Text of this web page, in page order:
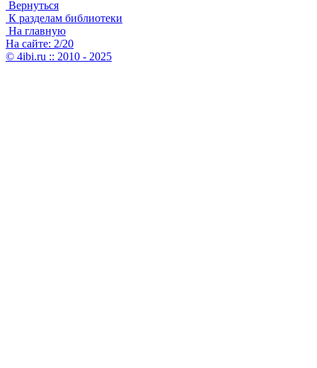
Вернуться
К разделам библиотеки
На главную
На сайте: 2/20
© 4ibi.ru :: 2010 - 2025